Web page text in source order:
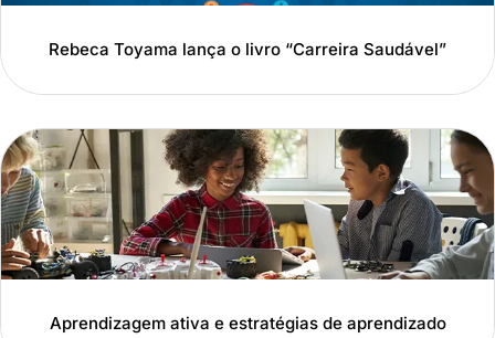
Rebeca Toyama lança o livro “Carreira Saudável”
Aprendizagem ativa e estratégias de aprendizado